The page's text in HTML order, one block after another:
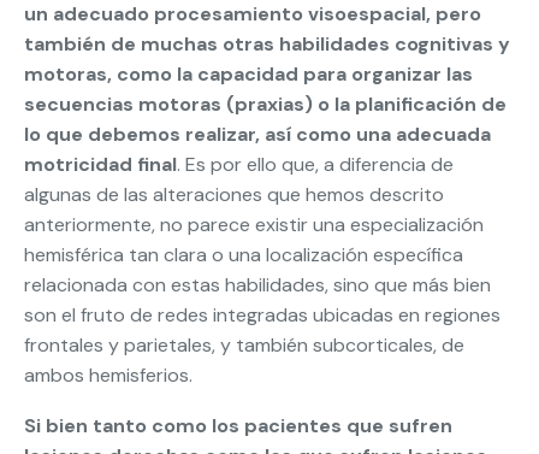
un adecuado procesamiento visoespacial, pero
también de muchas otras habilidades cognitivas y
motoras, como la capacidad para organizar las
secuencias motoras (praxias) o la planificación de
lo que debemos realizar, así como una adecuada
motricidad final. Es por ello que, a diferencia de
algunas de las alteraciones que hemos descrito
anteriormente, no parece existir una especialización
hemisférica tan clara o una localización específica
relacionada con estas habilidades, sino que más bien
son el fruto de redes integradas ubicadas en regiones
frontales y parietales, y también subcorticales, de
ambos hemisferios.
Si bien tanto como los pacientes que sufren